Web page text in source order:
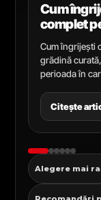
Cum
complet
Cum îngrijești
grădină
perioada în
Citește
Alegere mai